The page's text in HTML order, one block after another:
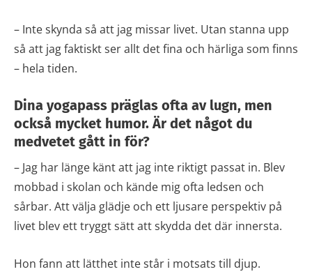
– Inte skynda så att jag missar livet. Utan stanna upp
så att jag faktiskt ser allt det fina och härliga som finns
– hela tiden.
Dina yogapass präglas ofta av lugn, men
också mycket humor. Är det något du
medvetet gått in för?
– Jag har länge känt att jag inte riktigt passat in. Blev
mobbad i skolan och kände mig ofta ledsen och
sårbar. Att välja glädje och ett ljusare perspektiv på
livet blev ett tryggt sätt att skydda det där innersta.
Hon fann att lätthet inte står i motsats till djup.